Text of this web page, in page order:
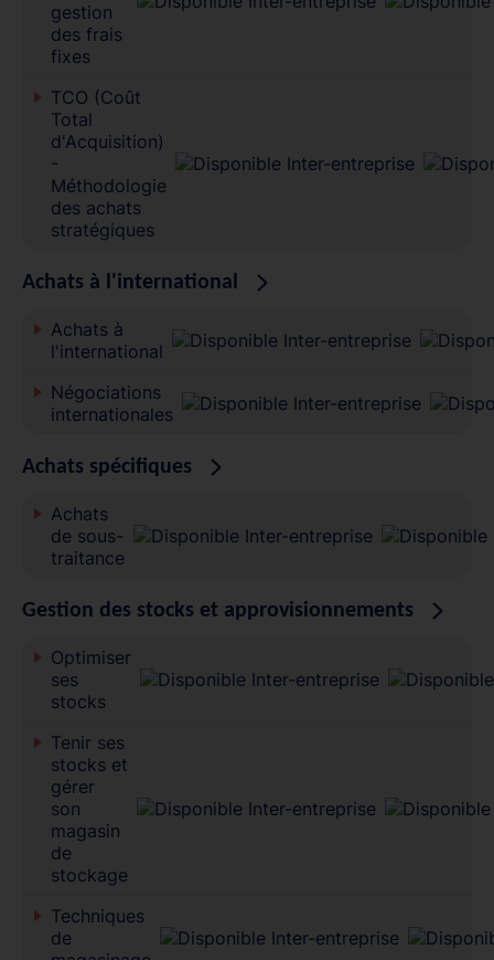
gestion
des frais
fixes
TCO (Coût
Total
d'Acquisition)
-
Méthodologie
des achats
stratégiques
Achats à l'international
Achats à
l'international
Négociations
internationales
Achats spécifiques
Achats
de sous-
traitance
Gestion des stocks et approvisionnements
Optimiser
ses
stocks
Tenir ses
stocks et
gérer
son
magasin
de
stockage
Techniques
de